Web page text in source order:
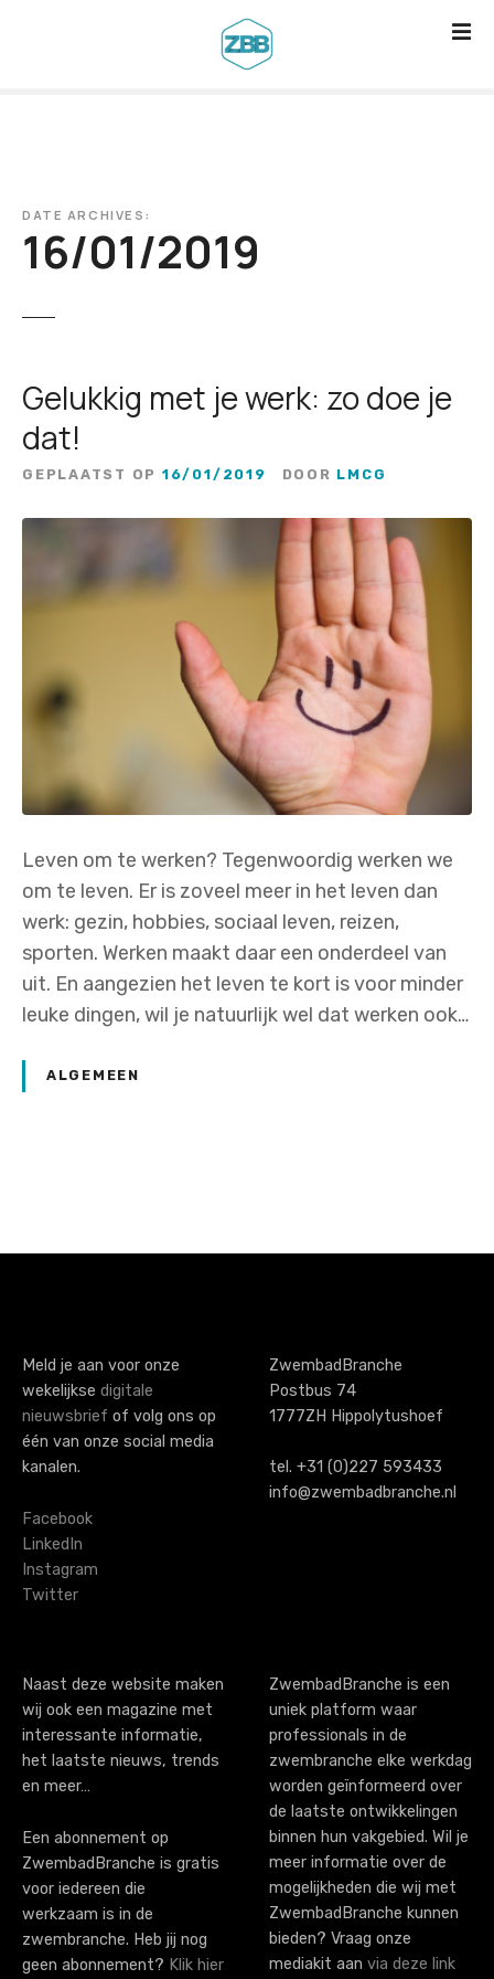
DATE ARCHIVES:
16/01/2019
Gelukkig met je werk: zo doe je
dat!
GEPLAATST OP 16/01/2019 DOOR LMCG
Leven om te werken? Tegenwoordig werken we
om te leven. Er is zoveel meer in het leven dan
werk: gezin, hobbies, sociaal leven, reizen,
sporten. Werken maakt daar een onderdeel van
uit. En aangezien het leven te kort is voor minder
leuke dingen, wil je natuurlijk wel dat werken ook…
ALGEMEEN
o
s
n
a
i
g
a
i
o
n
Meld je aan voor onze
wekelijkse digitale
nieuwsbrief of volg ons op
één van onze social media
kanalen.
Facebook
LinkedIn
Instagram
Twitter
ZwembadBranche
Postbus 74
1777ZH Hippolytushoef
tel. +31 (0)227 593433
info@zwembadbranche.nl
Naast deze website maken
wij ook een magazine met
interessante informatie,
het laatste nieuws, trends
en meer…
Een abonnement op
ZwembadBranche is gratis
voor iedereen die
werkzaam is in de
zwembranche. Heb jij nog
geen abonnement? Klik hier
ZwembadBranche is een
uniek platform waar
professionals in de
zwembranche elke werkdag
worden geïnformeerd over
de laatste ontwikkelingen
binnen hun vakgebied. Wil je
meer informatie over de
mogelijkheden die wij met
ZwembadBranche kunnen
bieden? Vraag onze
mediakit aan via deze link